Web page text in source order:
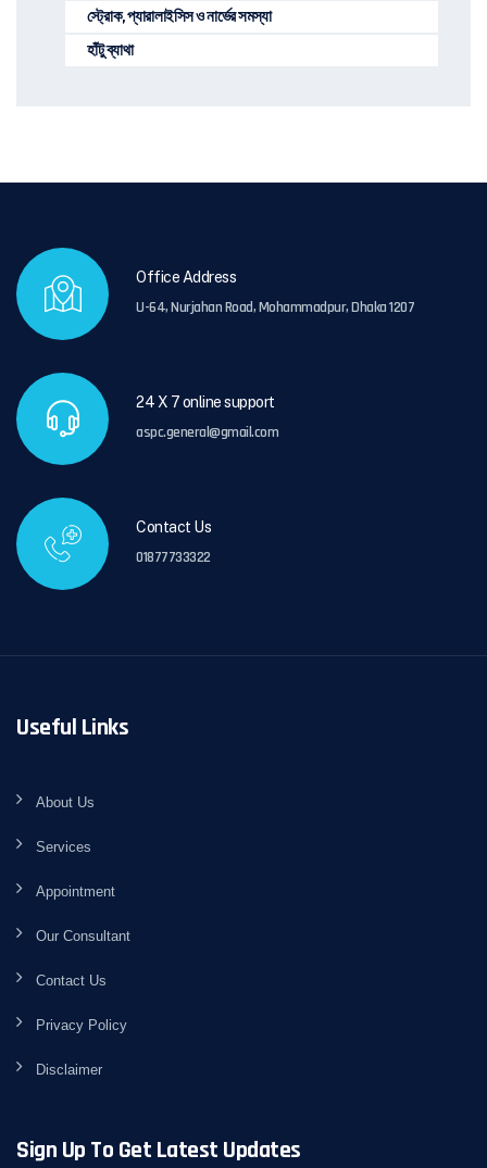
স্ট্রোক, প্যারালাইসিস ও নার্ভের সমস্যা
হাঁটু ব্যাথা
Office Address
U-64, Nurjahan Road, Mohammadpur, Dhaka 1207
24 X 7 online support
aspc.general@gmail.com
Contact Us
01877733322
Useful Links
About Us
Services
Appointment
Our Consultant
Contact Us
Privacy Policy
Disclaimer
Sign Up To Get Latest Updates